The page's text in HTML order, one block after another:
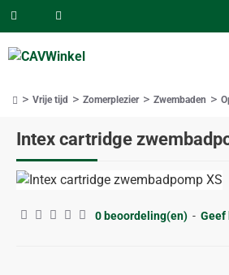
Intex cartridge
Vrije tijd Zomerplezier Zwembaden
0 beoordeling(en) - Geef